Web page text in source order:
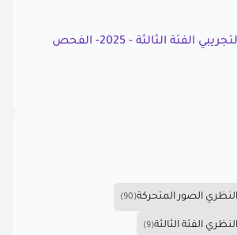
الفحص النظري التجريبي الفئة الثالثة - 2025- الفحص
الصور المتحركة(90)
الفئة الثالثة(9)